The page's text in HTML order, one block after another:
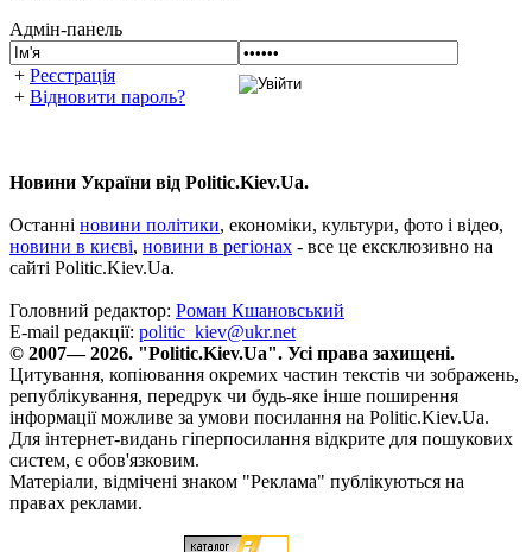
Адмін-панель
+ Реєстрація
+ Відновити пароль?
Новини України від Politic.Kiev.Ua.
Останні новини політики, економіки, культури, фото і відео,
новини в києві, новини в регіонах - все це ексклюзивно на
сайті Politic.Kiev.Ua.
Головний редактор: Роман Кшановський
E-mail редакції: politic_kiev@ukr.net
© 2007— 2026. "Politic.Kiev.Ua". Усі права захищені.
Цитування, копіювання окремих частин текстів чи зображень,
републікування, передрук чи будь-яке інше поширення
інформації можливе за умови посилання на Politic.Kiev.Ua.
Для інтернет-видань гіперпосилання відкрите для пошукових
систем, є обов'язковим.
Матеріали, відмічені знаком "Реклама" публікуються на
правах реклами.